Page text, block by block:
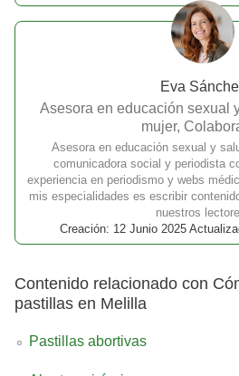
Eva
Asesora en educación sexual
mujer,
Asesora en educación sexual y
comunicadora social y periodista
experiencia en periodismo y webs
mis especialidades es escribir
nuestros
Creación: 12 Junio 2025
Contenido relacionado con
pastillas en Melilla
Pastillas abortivas